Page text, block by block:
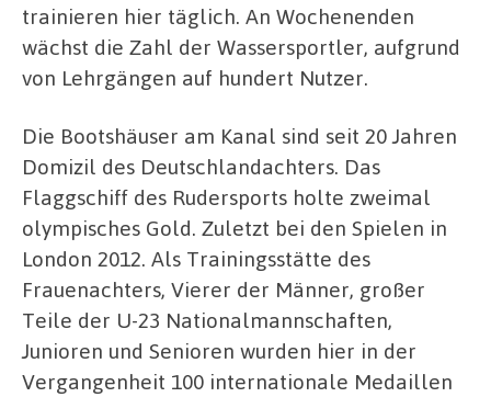
trainieren hier täglich. An Wochenenden
wächst die Zahl der Wassersportler, aufgrund
von Lehrgängen auf hundert Nutzer.
Die Bootshäuser am Kanal sind seit 20 Jahren
Domizil des Deutschlandachters. Das
Flaggschiff des Rudersports holte zweimal
olympisches Gold. Zuletzt bei den Spielen in
London 2012. Als Trainingsstätte des
Frauenachters, Vierer der Männer, großer
Teile der U-23 Nationalmannschaften,
Junioren und Senioren wurden hier in der
Vergangenheit 100 internationale Medaillen